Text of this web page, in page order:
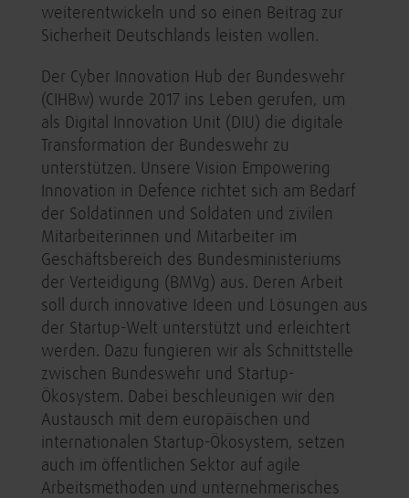
weiterentwickeln und so einen Beitrag zur
Sicherheit Deutschlands leisten wollen.
Der Cyber Innovation Hub der Bundeswehr
(CIHBw) wurde 2017 ins Leben gerufen, um
als Digital Innovation Unit (DIU) die digitale
Transformation der Bundeswehr zu
unterstützen. Unsere Vision Empowering
Innovation in Defence richtet sich am Bedarf
der Soldatinnen und Soldaten und zivilen
Mitarbeiterinnen und Mitarbeiter im
Geschäftsbereich des Bundesministeriums
der Verteidigung (BMVg) aus. Deren Arbeit
soll durch innovative Ideen und Lösungen aus
der Startup-Welt unterstützt und erleichtert
werden. Dazu fungieren wir als Schnittstelle
zwischen Bundeswehr und Startup-
Ökosystem. Dabei beschleunigen wir den
Austausch mit dem europäischen und
internationalen Startup-Ökosystem, setzen
auch im öffentlichen Sektor auf agile
Arbeitsmethoden und unternehmerisches